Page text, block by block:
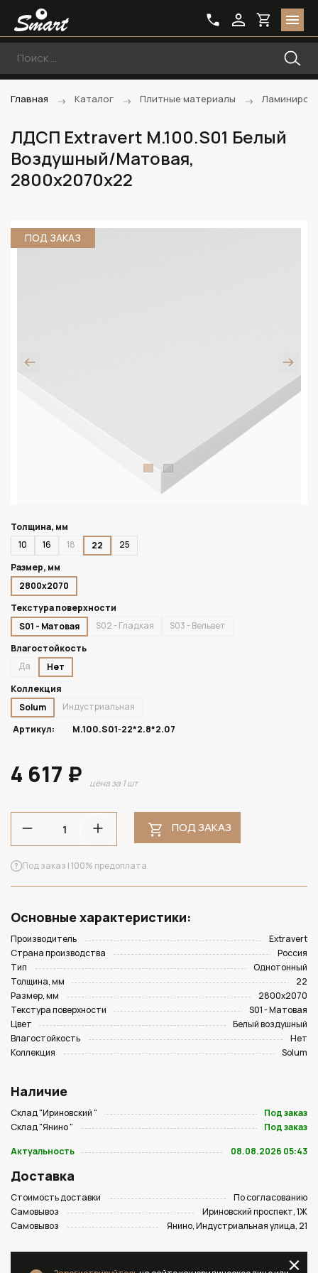
Главная Каталог Плитные материалы
ЛДСП Extravert M.100.S01 Белый
Воздушный/Матовая,
2800х2070х22
ПОД ЗАКАЗ
Толщина, мм
10
16 18 22
25
Размер, мм
2800х2070
Текстура поверхности
S01 - Матовая
S02 - Гладкая
S03 - Вельвет
Влагостойкость
Да
Нет
Коллекция
Solum
Индустриальная
Артикул:
M.100.S01-22*2.8*2.07
4 617 ₽ цена за 1 шт
ПОД ЗАКАЗ
Под заказ | 100% предоплата
Основные характеристики:
Производитель
Extravert
Страна производства
Россия
Тип
Однотонный
Толщина, мм
22
Размер, мм
2800х2070
Текстура поверхности
S01 - Матовая
Цвет
Белый воздушный
Влагостойкость
Нет
Коллекция
Solum
Наличие
Склад "Ириновский "
Под заказ
Склад "Янино "
Под заказ
Актуальность
08.08.2026 05:43
Доставка
Стоимость доставки
По согласованию
Самовывоз
Ириновский проспект, 1Ж
Самовывоз
Янино, Индустриальная улица, 21